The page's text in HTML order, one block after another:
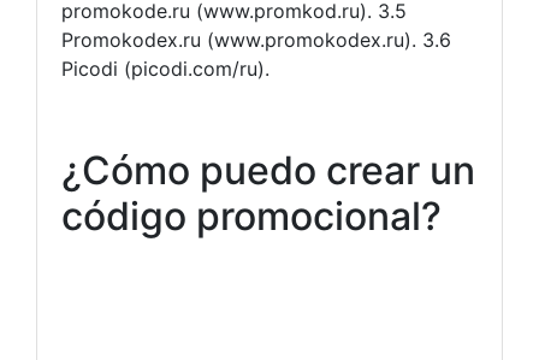
promokode.ru (www.promkod.ru). 3.5
Promokodex.ru (www.promokodex.ru). 3.6
Picodi (picodi.com/ru).
¿Cómo puedo crear un
código promocional?